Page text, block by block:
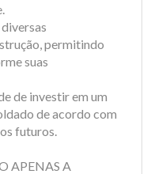
permitindo
suas
de investir em um
de acordo com
futuros.
APENAS A